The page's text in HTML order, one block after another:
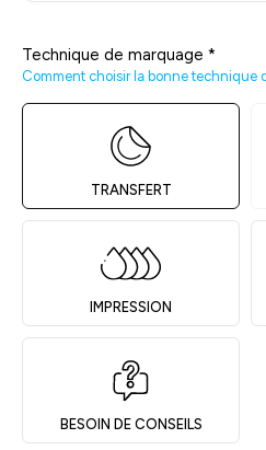
Technique de marquage *
Comment choisir la bonne technique
TRANSFERT
IMPRESSION
BESOIN DE CONSEILS